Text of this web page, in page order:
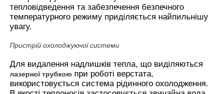
тепловідведення та забезпечення безпечного
температурного режиму приділяється найпильнішу
увагу.
Пристрій охолоджуючої системи
Для видалення надлишків тепла, що виділяються
лазерної трубкою при роботі верстата,
використовується система рідинного охолодження.